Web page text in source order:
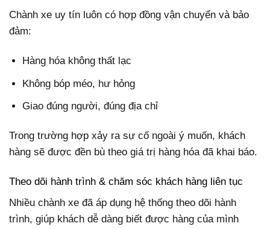
Chành xe uy tín luôn có hợp đồng vận chuyển và bảo
đảm:
Hàng hóa không thất lạc
Không bóp méo, hư hỏng
Giao đúng người, đúng địa chỉ
Trong trường hợp xảy ra sự cố ngoài ý muốn, khách
hàng sẽ được đền bù theo giá trị hàng hóa đã khai báo.
Theo dõi hành trình & chăm sóc khách hàng liên tục
Nhiều chành xe đã áp dụng hệ thống theo dõi hành
trình, giúp khách dễ dàng biết được hàng của mình